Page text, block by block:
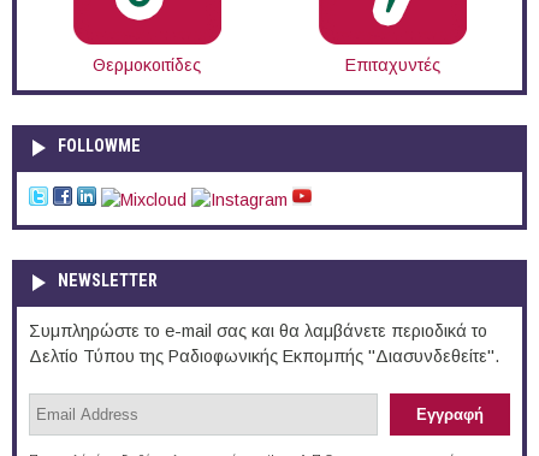
Θερμοκοιτίδες Επιταχυντές
FOLLOWME
NEWSLETTER
Συμπληρώστε το e-mail σας και θα λαμβάνετε περιοδικά το
Δελτίο Τύπου της Ραδιοφωνικής Εκπομπής "Διασυνδεθείτε".